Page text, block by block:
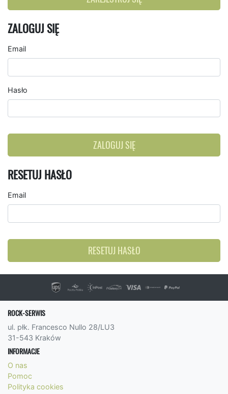
ZALOGUJ SIĘ
Email
Hasło
ZALOGUJ SIĘ
RESETUJ HASŁO
Email
RESETUJ HASŁO
ROCK-SERWIS
ul. płk. Francesco Nullo 28/LU3
31-543 Kraków
INFORMACJE
O nas
Pomoc
Polityka cookies